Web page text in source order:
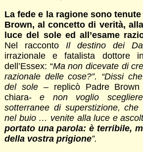
La fede e la ragione sono
Brown, al concetto di verità,
luce del sole ed all’esame
Nel racconto Il destino dei
irrazionale e fatalista dottore
dell’Essex: “Ma non dicevate di
razionale delle cose?”. “Dissi
del sole – replicò Padre
chiara-e non voglio
sotterranee di superstizione, che
nel buio … venite alla luce e
portato una parola: è terribile,
della vostra prigione”.